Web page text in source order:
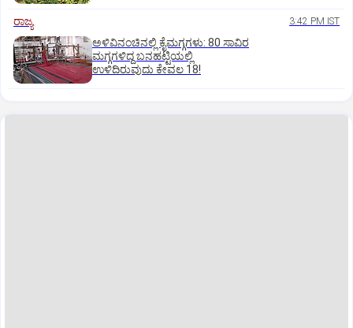
ರಾಜ್ಯ 3:42 PM IST
ಅಳಿವಿನಂಚಿನಲ್ಲಿ ಕೈಮಗ್ಗಗಳು: 80 ಸಾವಿರ
ಮಗ್ಗಗಳಿದ್ದ ಬನಹಟ್ಟಿಯಲ್ಲಿ
ಉಳಿದಿರುವುದು ಕೇವಲ 18!